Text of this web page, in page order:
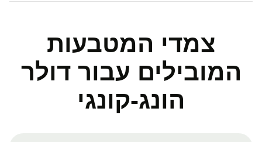
צמדי המטבעות
המובילים עבור דולר
הונג-קונגי